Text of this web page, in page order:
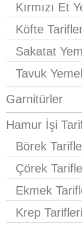
Kırmızı Et
Köfte
Sakatat
Tavuk
Garnitürler
Hamur İşi
Börek
Çörek
Ekmek
Krep Tarifleri